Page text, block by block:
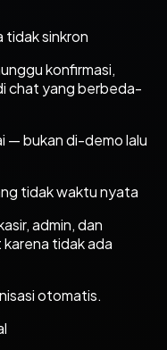
tidak sinkron
konfirmasi,
chat yang berbeda-
— bukan di-demo lalu
tidak waktu nyata
admin, dan
tidak ada
otomatis.